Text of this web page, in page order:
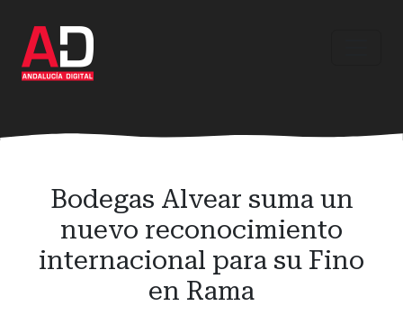
contenido
principal
Bodegas Alvear suma un
nuevo reconocimiento
internacional para su Fino
en Rama